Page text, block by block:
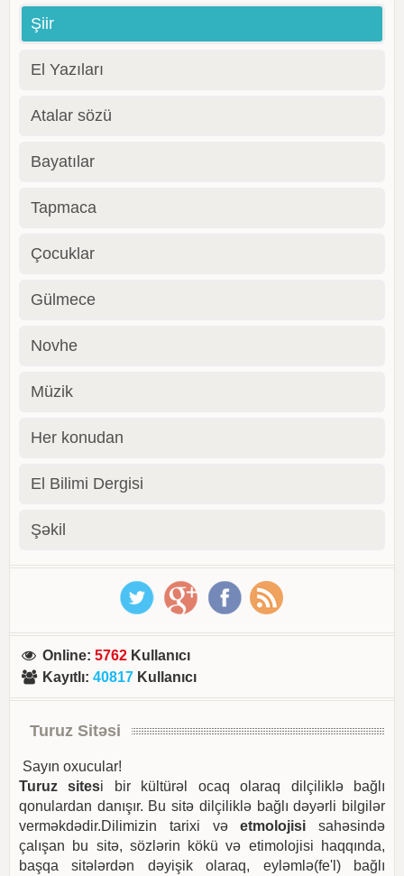
Şiir
El Yazıları
Atalar sözü
Bayatılar
Tapmaca
Çocuklar
Gülmece
Novhe
Müzik
Her konudan
El Bilimi Dergisi
Şəkil
Online:5762 Kullanıcı
Kayıtlı:40817 Kullanıcı
Turuz Sitəsi
Sayın oxucular!
Turuz sitesi bir kültürəl ocaq olaraq dilçiliklə bağlı
qonulardan danışır. Bu sitə dilçiliklə bağlı dəyərli bilgilər
verməkdədir.Dilimizin tarixi vəetmolojisi sahəsində
çalışan bu sitə, sözlərin kökü və etimolojisi haqqında,
başqa sitələrdən dəyişik olaraq, eyləmlə(fe'l) bağlı